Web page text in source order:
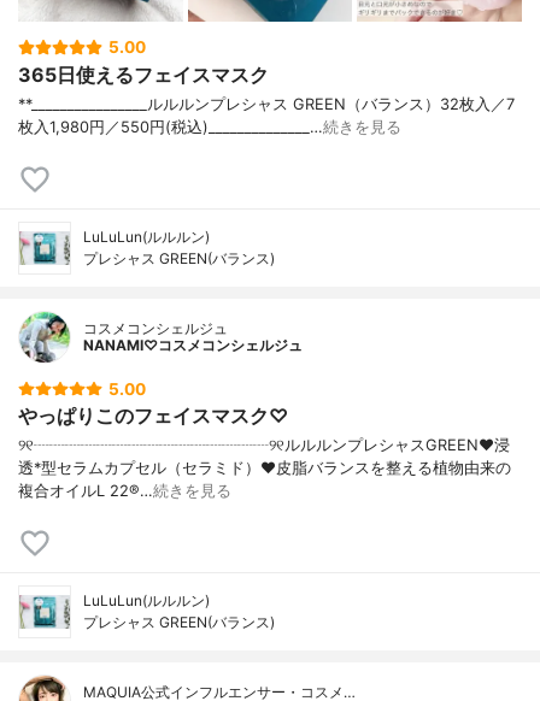
5.00
365日使えるフェイスマスク
**⁡________________⁡ルルルンプレシャス GREEN（バランス）⁡32枚入／7
枚入1,980円／550円(税込)⁡______________…続きを見る
LuLuLun(ルルルン)
プレシャス GREEN(バランス)
コスメコンシェルジュ
NANAMI♡コスメコンシェルジュ
5.00
やっぱりこのフェイスマスク♡
୨୧┈┈┈┈┈┈┈┈┈┈┈┈┈┈┈୨୧ルルルンプレシャスGREEN❤︎浸
透*型セラムカプセル（セラミド）❤︎皮脂バランスを整える植物由来の
複合オイルL 22®︎…続きを見る
LuLuLun(ルルルン)
プレシャス GREEN(バランス)
MAQUIA公式インフルエンサー・コスメ…